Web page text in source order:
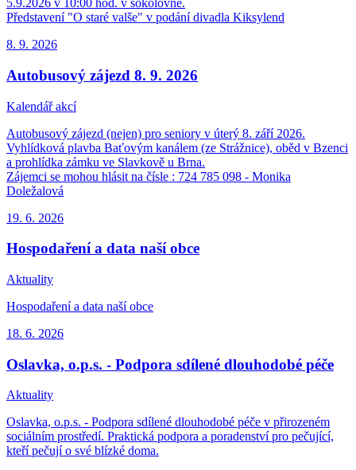
5.9.2026 v 10:00 hod. v sokolovně.
Představení "O staré valše" v podání divadla Kiksylend
8. 9. 2026
Autobusový zájezd 8. 9. 2026
Kalendář akcí
Autobusový zájezd (nejen) pro seniory v úterý 8. září 2026.
Vyhlídková plavba Baťovým kanálem (ze Strážnice), oběd v Bzenci
a prohlídka zámku ve Slavkově u Brna.
Zájemci se mohou hlásit na čísle : 724 785 098 - Monika
Doležalová
19. 6. 2026
Hospodaření a data naší obce
Aktuality
Hospodaření a data naší obce
18. 6. 2026
Oslavka, o.p.s. - Podpora sdílené dlouhodobé péče
Aktuality
Oslavka, o.p.s. - Podpora sdílené dlouhodobé péče v přirozeném
sociálním prostředí. Praktická podpora a poradenství pro pečující,
kteří pečují o své blízké doma.